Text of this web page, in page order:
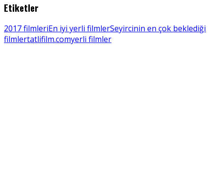
Etiketler
2017 filmleriEn iyi yerli filmlerSeyircinin en çok beklediği
filmlertatlifilm.comyerli filmler